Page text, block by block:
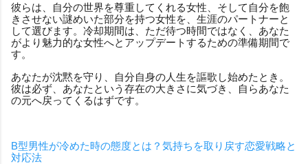
彼らは、自分の世界を尊重してくれる女性、そして自分を飽
きさせない謎めいた部分を持つ女性を、生涯のパートナーと
して選びます。冷却期間は、ただ待つ時間ではなく、あなた
がより魅力的な女性へとアップデートするための準備期間で
す。
あなたが沈黙を守り、自分自身の人生を謳歌し始めたとき。
彼は必ず、あなたという存在の大きさに気づき、自らあなた
の元へ戻ってくるはずです。
B型男性が冷めた時の態度とは？気持ちを取り戻す恋愛戦略と
対応法